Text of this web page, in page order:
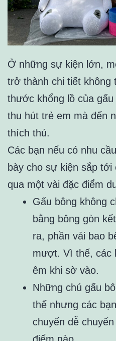
Ở những sự kiện lớn,
trở thành chi tiết không
thước khổng lồ của
thu hút trẻ em mà đến
thích thú.
Các bạn nếu có nhu
bày cho sự kiện sắp
qua một vài đặc điểm
Gấu bông không
bằng bông gòn
ra, phần vải bao
mượt. Vì thế, các
êm khi sờ vào.
Những chú gấu
thế nhưng các
chuyển dễ